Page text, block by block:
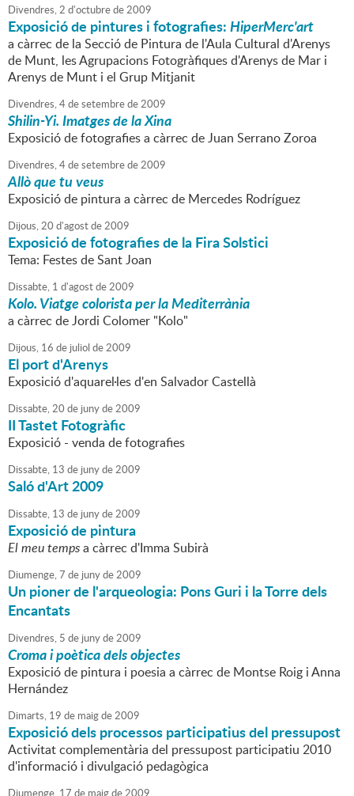
Divendres,2 d'octubrede2009
Exposició de pintures i fotografies:HiperMerc'art
a càrrec de la Secció de Pintura de l'Aula Cultural d'Arenys
de Munt, les Agrupacions Fotogràfiques d'Arenys de Mar i
Arenys de Munt i el Grup Mitjanit
Divendres,4desetembrede2009
Shilin-Yi. Imatges de la Xina
Exposició de fotografies a càrrec de Juan Serrano Zoroa
Divendres,4desetembrede2009
Allò que tu veus
Exposició de pintura a càrrec de Mercedes Rodríguez
Dijous,20 d'agostde2009
Exposició de fotografies de la Fira Solstici
Tema: Festes de Sant Joan
Dissabte, 1 d'agostde2009
Kolo. Viatge colorista per la Mediterrània
a càrrec de Jordi Colomer "Kolo"
Dijous, 16 de juliol de2009
El port d'Arenys
Exposició d'aquarel·les d'en Salvador Castellà
Dissabte,20 de junyde2009
II Tastet Fotogràfic
Exposició - venda de fotografies
Dissabte, 13 de junyde2009
Saló d'Art 2009
Dissabte, 13 de junyde2009
Exposició de pintura
El meu tempsa càrrec d'Imma Subirà
Diumenge,7 de junyde2009
Un pioner de l'arqueologia: Pons Guri i la Torre dels
Encantats
Divendres, 5 de junyde2009
Croma i poètica dels objectes
Exposició de pintura i poesia a càrrec de Montse Roig i Anna
Hernández
Dimarts, 19 de maigde2009
Exposició dels processos participatius del pressupost
Activitat complementària del pressupost participatiu 2010
d'informació i divulgació pedagògica
Diumenge, 17 de maigde2009